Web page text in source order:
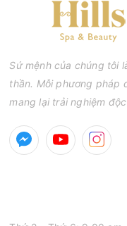
Sứ mệnh của chúng tôi
thần. Mỗi phương pháp
mang lại trải nghiệm